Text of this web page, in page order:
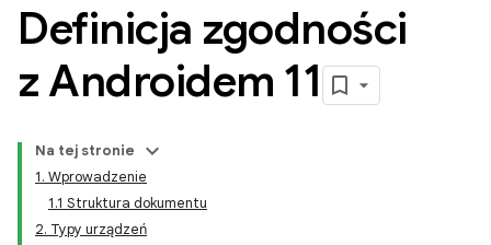
Definicja zgodności
z Androidem 11
Na tej stronie
1. Wprowadzenie
1.1 Struktura dokumentu
2. Typy urządzeń